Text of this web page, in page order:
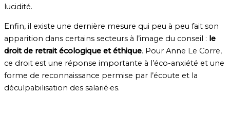
lucidité.
Enfin, il existe une dernière mesure qui peu à peu fait son
apparition dans certains secteurs à l’image du conseil : le
droit de retrait écologique et éthique. Pour Anne Le Corre,
ce droit est une réponse importante à l’éco-anxiété et une
forme de reconnaissance permise par l’écoute et la
déculpabilisation des salarié·es.